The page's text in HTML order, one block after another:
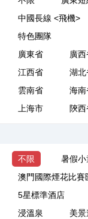
中國長線 <飛機>
特色團隊
廣東省
廣西
江西省
湖北
雲南省
海南
上海市
陝
不限 暑假
澳門國際煙花比賽
5星標準酒店
浸溫泉
美景